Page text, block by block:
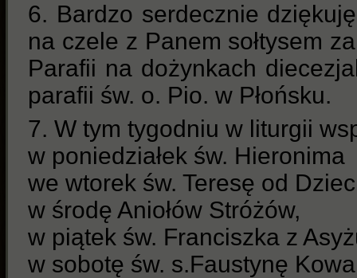
6. Bardzo serdecznie
na czele z Panem sołtysem
Parafii na dożynkach
parafii św. o. Pio. w Płońsku.
7. W tym tygodniu w liturgii
w poniedziałek św. Hieronima
we wtorek św. Teresę od
w środę Aniołów Stróżów,
w piątek św. Franciszka z
w sobotę św. s.Faustynę